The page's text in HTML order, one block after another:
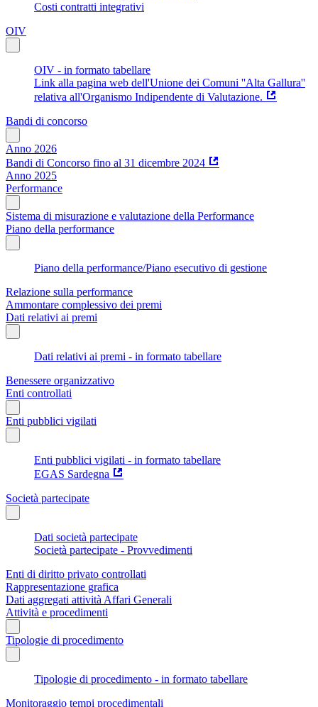
Costi contratti integrativi
OIV
OIV - in formato tabellare
Link alla pagina web dell'Unione dei Comuni ''Alta Gallura''
relativa all'Organismo Indipendente di Valutazione.
Bandi di concorso
Anno 2026
Bandi di Concorso fino al 31 dicembre 2024
Anno 2025
Performance
Sistema di misurazione e valutazione della Performance
Piano della performance
Piano della performance/Piano esecutivo di gestione
Relazione sulla performance
Ammontare complessivo dei premi
Dati relativi ai premi
Dati relativi ai premi - in formato tabellare
Benessere organizzativo
Enti controllati
Enti pubblici vigilati
Enti pubblici vigilati - in formato tabellare
EGAS Sardegna
Società partecipate
Dati società partecipate
Società partecipate - Provvedimenti
Enti di diritto privato controllati
Rappresentazione grafica
Dati aggregati attività Affari Generali
Attività e procedimenti
Tipologie di procedimento
Tipologie di procedimento - in formato tabellare
Monitoraggio tempi procedimentali